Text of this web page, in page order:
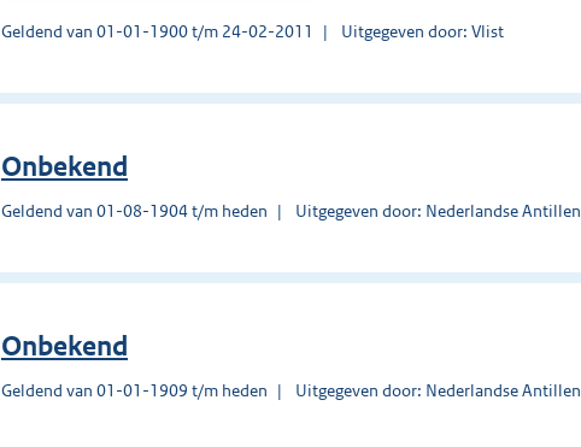
Geldend van 01-01-1900 t/m 24-02-2011 Uitgegeven door: Vlist
Onbekend
Geldend van 01-08-1904 t/m heden Uitgegeven door: Nederlandse Antillen
Onbekend
Geldend van 01-01-1909 t/m heden Uitgegeven door: Nederlandse Antillen